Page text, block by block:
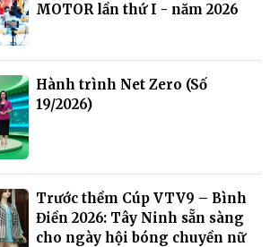
MOTOR lần thứ I - năm 2026
Hành trình Net Zero (Số
19/2026)
Trước thềm Cúp VTV9 – Bình
Điền 2026: Tây Ninh sẵn sàng
cho ngày hội bóng chuyền nữ